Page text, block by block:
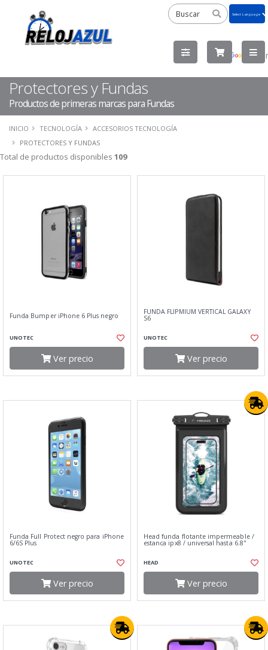
by
Protectores y Fundas
Productos de primeras marcas para Fundas
INICIO TECNOLOGÍA
ACCESORIOS TECNOLOGÍA
PROTECTORES Y FUNDAS
Total de productos disponibles 109
Funda Bumper iPhone 6 Plus negro
UNOTEC
Ver precio
FUNDA FLIPMIUM VERTICAL GALAXY
S6
UNOTEC
Ver precio
Funda Full Protect negro para iPhone
6/6S Plus
UNOTEC
Ver precio
Head funda flotante impermeable /
estanca ipx8 / universal hasta 6.8"
HEAD
Ver precio